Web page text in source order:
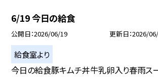
6/19 今日の給食
公開日 2026/06/19 更新日 2026/
給食室より
今日の給食豚キムチ丼牛乳卵入り春雨ス